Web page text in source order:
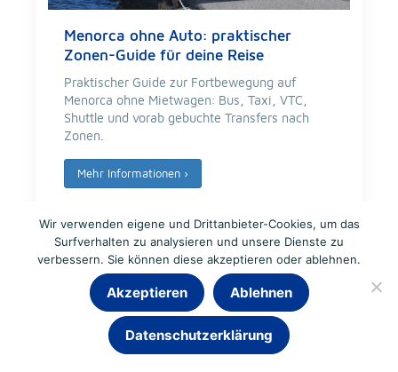
Menorca ohne Auto: praktischer
Zonen-Guide für deine Reise
Praktischer Guide zur Fortbewegung auf
Menorca ohne Mietwagen: Bus, Taxi, VTC,
Shuttle und vorab gebuchte Transfers nach
Zonen.
Mehr Informationen ›
Wir verwenden eigene und Drittanbieter-Cookies, um das
Surfverhalten zu analysieren und unsere Dienste zu
verbessern. Sie können diese akzeptieren oder ablehnen.
Akzeptieren Ablehnen
Datenschutzerklärung